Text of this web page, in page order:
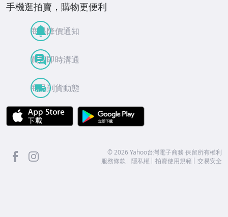
手機逛拍賣，購物更便利
商品降價通知
買賣即時溝通
商品到貨動態
APP Store
facebook ©2026 Yahoo台灣電子商務 保留所有權利
服務條款
隱私權 拍賣使用規範 交易安全